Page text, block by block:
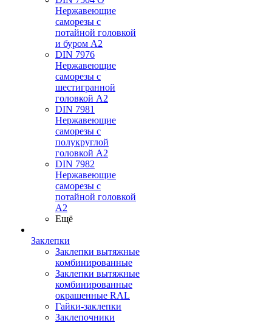
Нержавеющие
саморезы с
потайной головкой
и буром А2
DIN 7976
Нержавеющие
саморезы с
шестигранной
головкой А2
DIN 7981
Нержавеющие
саморезы с
полукруглой
головкой А2
DIN 7982
Нержавеющие
саморезы с
потайной головкой
А2
Ещё
Заклепки
Заклепки вытяжные
комбинированные
Заклепки вытяжные
комбинированные
окрашенные RAL
Гайки-заклепки
Заклепочники